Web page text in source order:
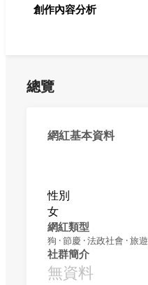
創作內容分析
總覽
網紅基本資料
性別
女
網紅類型
狗 · 節慶 · 法政社會 · 旅遊
社群簡介
無資料